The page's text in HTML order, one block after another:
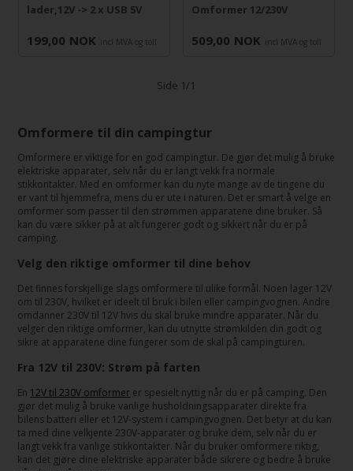
lader,12V -> 2 x USB 5V
199,00 NOK incl MVA og toll
Omformer 12/230V
509,00 NOK incl MVA og toll
Side 1/1
Omformere til din campingtur
Omformere er viktige for en god campingtur. De gjør det mulig å bruke
elektriske apparater, selv når du er langt vekk fra normale
stikkontakter. Med en omformer kan du nyte mange av de tingene du
er vant til hjemmefra, mens du er ute i naturen. Det er smart å velge en
omformer som passer til den strømmen apparatene dine bruker. Så
kan du være sikker på at alt fungerer godt og sikkert når du er på
camping.
Velg den riktige omformer til dine behov
Det finnes forskjellige slags omformere til ulike formål. Noen lager 12V
om til 230V, hvilket er ideelt til bruk i bilen eller campingvognen. Andre
omdanner 230V til 12V hvis du skal bruke mindre apparater. Når du
velger den riktige omformer, kan du utnytte strømkilden din godt og
sikre at apparatene dine fungerer som de skal på campingturen.
Fra 12V til 230V: Strøm på farten
En 12V til 230V omformer er spesielt nyttig når du er på camping. Den
gjør det mulig å bruke vanlige husholdningsapparater direkte fra
bilens batteri eller et 12V-system i campingvognen. Det betyr at du kan
ta med dine velkjente 230V-apparater og bruke dem, selv når du er
langt vekk fra vanlige stikkontakter. Når du bruker omformere riktig,
kan det gjøre dine elektriske apparater både sikrere og bedre å bruke